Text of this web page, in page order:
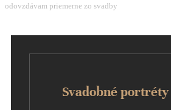
odovzdávam priemerne zo svadby
Svadobné portréty